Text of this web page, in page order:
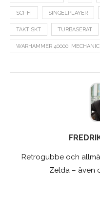
SCI-FI SINGELPLAYER
TAKTISKT TURBASERAT
WARHAMMER 40000:
Retrogubbe och
Zelda – även